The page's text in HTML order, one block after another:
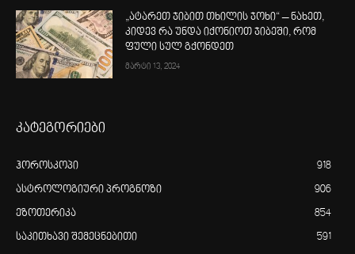
„ატარეთ ჯიბით თხილის ჯოხი“ – ნახეთ,
კიდევ რა უნდა იქონიოთ ჯიბეში, რომ
ფული სულ გქონდეთ
მარტი 13, 2024
კატეგორიები
ჰოროსკოპი 918
ასტროლოგიური პროგნოზი 906
ეზოთერიკა 854
საკითხავი შემეცნებითი 591